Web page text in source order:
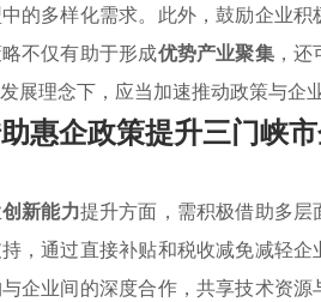
的多样化需求。此外，鼓励企业
不仅有助于形成优势产业聚集，还
展理念下，应当加速推动政策与
惠企政策提升三门峡
创新能力提升方面，需积极借助多层
，通过直接补贴和税收减免减轻
企业间的深度合作，共享技术资